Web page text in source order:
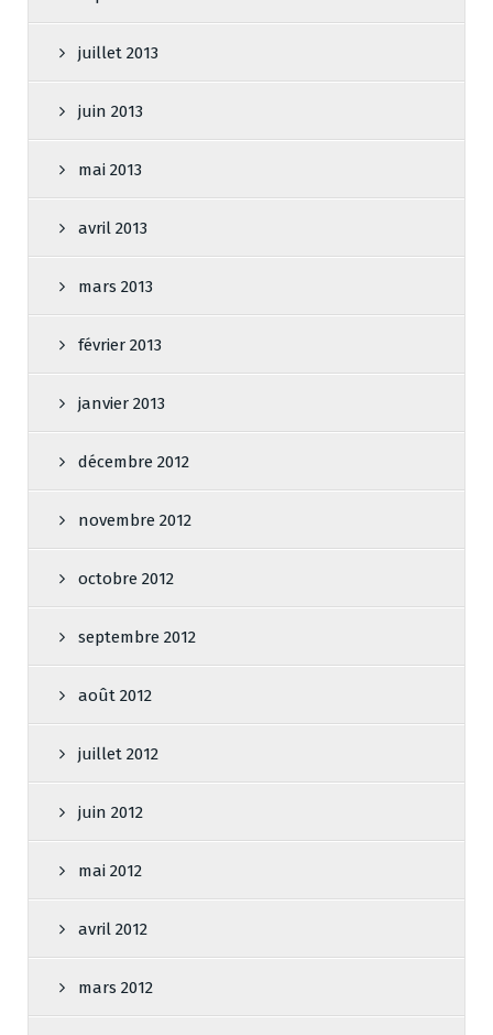
juillet 2013
juin 2013
mai 2013
avril 2013
mars 2013
février 2013
janvier 2013
décembre 2012
novembre 2012
octobre 2012
septembre 2012
août 2012
juillet 2012
juin 2012
mai 2012
avril 2012
mars 2012